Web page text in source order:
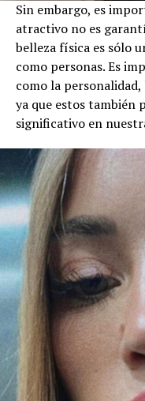
Sin embargo, es
atractivo no es
belleza física es sólo
como personas. Es
como la
ya que estos también
significativo en